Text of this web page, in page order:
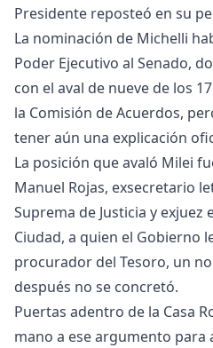
Presidente reposteó en su
La nominación de Michelli
Poder Ejecutivo al Senado,
con el aval de nueve de los
la Comisión de Acuerdos,
tener aún una explicación
La posición que avaló Milei
Manuel Rojas, exsecretario
Suprema de Justicia y exjuez
Ciudad, a quien el Gobierno
procurador del Tesoro, un
después no se concretó.
Puertas adentro de la Casa
mano a ese argumento para